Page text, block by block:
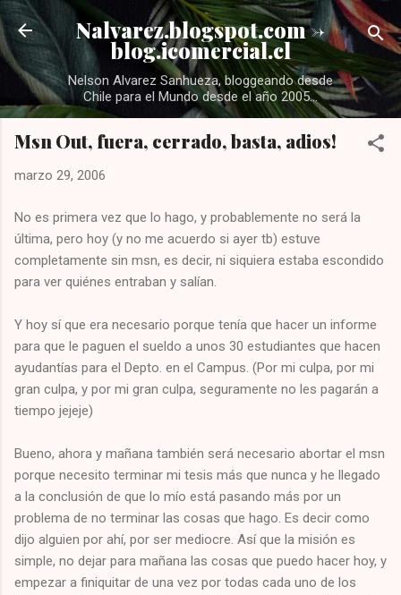
Ir al contenido principal
Nalvarez.blogspot.com ->
blog.icomercial.cl
Nelson Alvarez Sanhueza, bloggeando desde
Chile para el Mundo desde el año 2005...
Msn Out, fuera, cerrado, basta, adios!
marzo 29, 2006
No es primera vez que lo hago, y probablemente no será la
última, pero hoy (y no me acuerdo si ayer tb) estuve
completamente sin msn, es decir, ni siquiera estaba escondido
para ver quiénes entraban y salían.
Y hoy sí que era necesario porque tenía que hacer un informe
para que le paguen el sueldo a unos 30 estudiantes que hacen
ayudantías para el Depto. en el Campus. (Por mi culpa, por mi
gran culpa, y por mi gran culpa, seguramente no les pagarán a
tiempo jejeje)
Bueno, ahora y mañana también será necesario abortar el msn
porque necesito terminar mi tesis más que nunca y he llegado
a la conclusión de que lo mío está pasando más por un
problema de no terminar las cosas que hago. Es decir como
dijo alguien por ahí, por ser mediocre. Así que la misión es
simple, no dejar para mañana las cosas que puedo hacer hoy, y
empezar a finiquitar de una vez por todas cada uno de los